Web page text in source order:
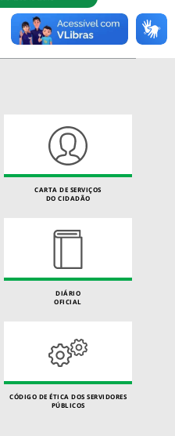
CARTA DE SERVIÇOS
DO CIDADÃO
DIÁRIO
OFICIAL
CÓDIGO DE ÉTICA DOS SERVIDORES
PÚBLICOS